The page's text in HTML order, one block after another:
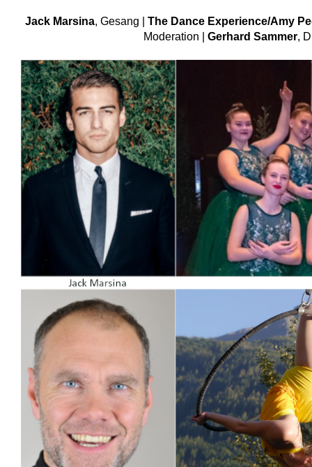
Jack Marsina, Gesang
The Dance Experience/Amy
Moderation | Gerhard Sammer,